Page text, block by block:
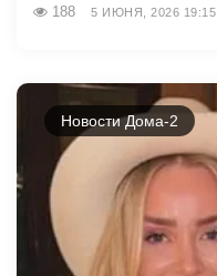
188 5 ИЮНЯ, 2026 19:15
Новости Дома-2